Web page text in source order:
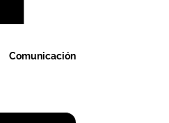
Comunicación